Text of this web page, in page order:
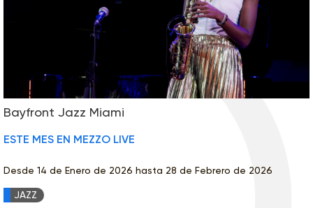
Bayfront Jazz Miami
ESTE MES EN MEZZO LIVE
Desde 14 de Enero de 2026 hasta 28 de Febrero de 2026
JAZZ